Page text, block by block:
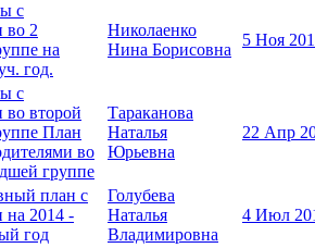
с
во 2
на
год.
Николаенко
Нина Борисовна
5 Ноя
с
во второй
План
во
группе
Тараканова
Наталья
Юрьевна
22 Апр
план с
на 2014 -
год
Голубева
Наталья
Владимировна
4 Июл